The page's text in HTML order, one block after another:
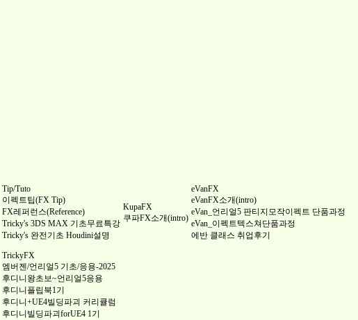
Tip/Tuto
이펙트팁(FX Tip)
FX레퍼런스(Reference)
Tricky's 3DS MAX 기초무료특강
Tricky's 완전기초 Houdini설명
KupaFX
쿠파FX소개(intro)
eVanFX
eVanFX소개(intro)
eVan_언리얼5 판티지모작이펙트 단품과정
eVan_이펙트텍스쳐단품과정
에반 클래스 취업후기
TrickyFX
엠버젠/언리얼5 기초/응용-2025
후디니왕초보~언리얼5응용
후디니플립북1기
후디니+UE4빌딩파괴 커리큘럼
후디니빌딩파괴forUE4 1기